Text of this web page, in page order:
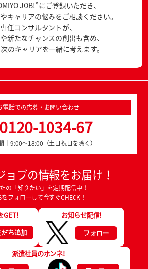
JOB!”にご登録いただき、
キャリアの悩みをご相談ください。
専任コンサルタントが、
新たなチャンスの創出も含め、
のキャリアを一緒に考えます。
電話での応募・お問い合わせ
0120-1034-67
｜9:00～18:00（土日祝日を除く）
ョブの情報をお届け！
の「知りたい」を定期配信中！
をフォローして今すぐCHECK！
GET!
だち追加
お知らせ配信!
フォロー
派遣社員のホンネ!